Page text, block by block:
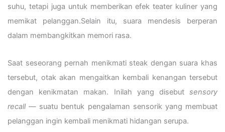
suhu, tetapi juga untuk memberikan efek teater kuliner yang
memikat pelanggan.Selain itu, suara mendesis berperan
dalam membangkitkan memori rasa.
Saat seseorang pernah menikmati steak dengan suara khas
tersebut, otak akan mengaitkan kembali kenangan tersebut
dengan kenikmatan makan. Inilah yang disebut sensory
recall— suatu bentuk pengalaman sensorik yang membuat
pelanggan ingin kembali menikmati hidangan serupa.